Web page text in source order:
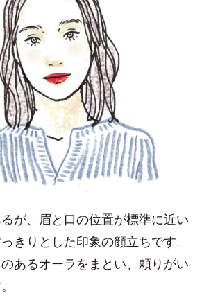
が、眉と口の位置が標準に近い
きりとした印象の顔立ちです。
あるオーラをまとい、頼りがい